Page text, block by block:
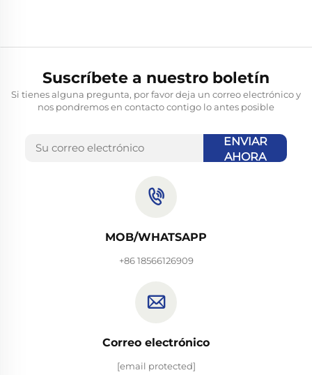
Suscríbete a nuestro boletín
Si tienes alguna pregunta, por favor deja un correo electrónico y
nos pondremos en contacto contigo lo antes posible
ENVIAR
AHORA
MOB/WHATSAPP
+86 18566126909
Correo electrónico
[email protected]